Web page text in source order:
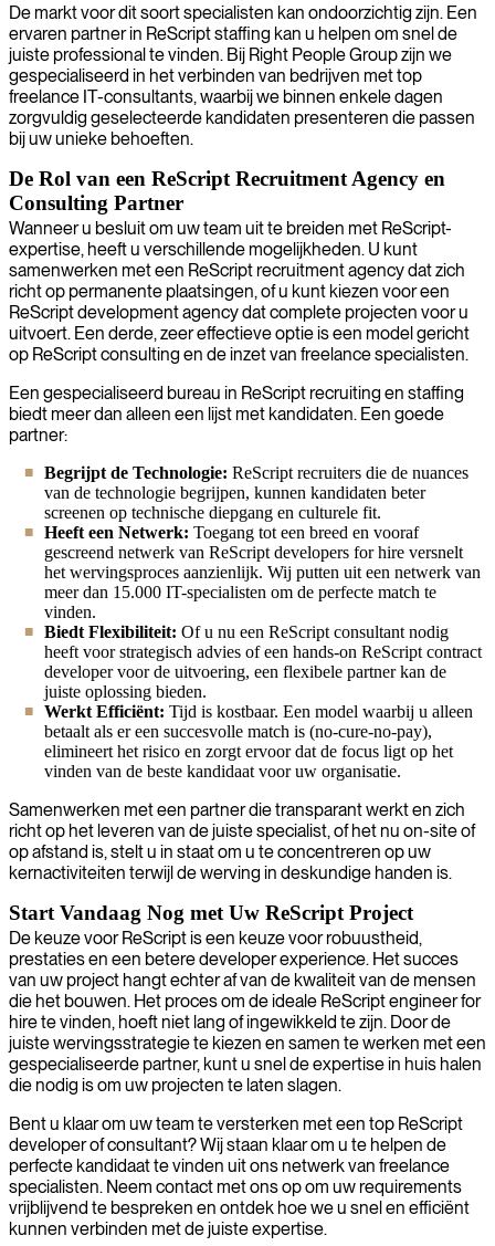
De markt voor dit soort specialisten kan ondoorzichtig zijn. Een
ervaren partner in ReScript staffing kan u helpen om snel de
juiste professional te vinden. Bij Right People Group zijn we
gespecialiseerd in het verbinden van bedrijven met top
freelance IT-consultants, waarbij we binnen enkele dagen
zorgvuldig geselecteerde kandidaten presenteren die passen
bij uw unieke behoeften.
De Rol van een ReScript Recruitment Agency en
Consulting Partner
Wanneer u besluit om uw team uit te breiden met ReScript-
expertise, heeft u verschillende mogelijkheden. U kunt
samenwerken met een ReScript recruitment agency dat zich
richt op permanente plaatsingen, of u kunt kiezen voor een
ReScript development agency dat complete projecten voor u
uitvoert. Een derde, zeer effectieve optie is een model gericht
op ReScript consulting en de inzet van freelance specialisten.
Een gespecialiseerd bureau in ReScript recruiting en staffing
biedt meer dan alleen een lijst met kandidaten. Een goede
partner:
Begrijpt de Technologie: ReScript recruiters die de nuances
van de technologie begrijpen, kunnen kandidaten beter
screenen op technische diepgang en culturele fit.
Heeft een Netwerk: Toegang tot een breed en vooraf
gescreend netwerk van ReScript developers for hire versnelt
het wervingsproces aanzienlijk. Wij putten uit een netwerk van
meer dan 15.000 IT-specialisten om de perfecte match te
vinden.
Biedt Flexibiliteit: Of u nu een ReScript consultant nodig
heeft voor strategisch advies of een hands-on ReScript contract
developer voor de uitvoering, een flexibele partner kan de
juiste oplossing bieden.
Werkt Efficiënt: Tijd is kostbaar. Een model waarbij u alleen
betaalt als er een succesvolle match is (no-cure-no-pay),
elimineert het risico en zorgt ervoor dat de focus ligt op het
vinden van de beste kandidaat voor uw organisatie.
Samenwerken met een partner die transparant werkt en zich
richt op het leveren van de juiste specialist, of het nu on-site of
op afstand is, stelt u in staat om u te concentreren op uw
kernactiviteiten terwijl de werving in deskundige handen is.
Start Vandaag Nog met Uw ReScript Project
De keuze voor ReScript is een keuze voor robuustheid,
prestaties en een betere developer experience. Het succes
van uw project hangt echter af van de kwaliteit van de mensen
die het bouwen. Het proces om de ideale ReScript engineer for
hire te vinden, hoeft niet lang of ingewikkeld te zijn. Door de
juiste wervingsstrategie te kiezen en samen te werken met een
gespecialiseerde partner, kunt u snel de expertise in huis halen
die nodig is om uw projecten te laten slagen.
Bent u klaar om uw team te versterken met een top ReScript
developer of consultant? Wij staan klaar om u te helpen de
perfecte kandidaat te vinden uit ons netwerk van freelance
specialisten. Neem contact met ons op om uw requirements
vrijblijvend te bespreken en ontdek hoe we u snel en efficiënt
kunnen verbinden met de juiste expertise.